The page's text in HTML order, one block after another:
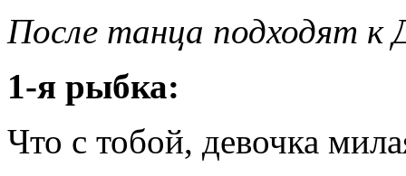
После танца подходят к
1-я рыбка:
Что с тобой, девочка